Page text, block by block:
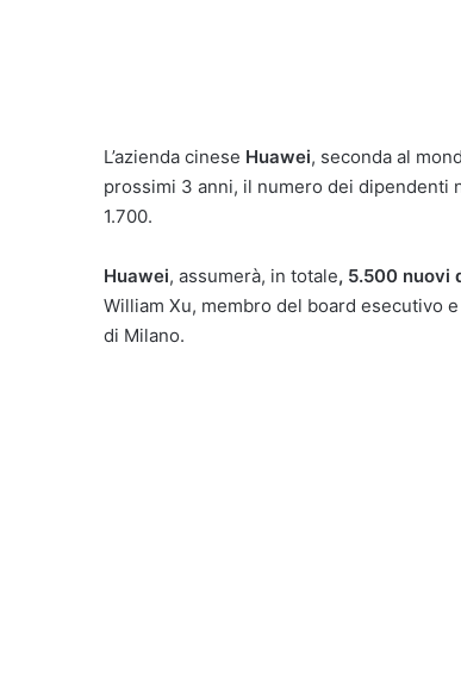
L’azienda cinese Huawei, seconda al
prossimi 3 anni, il numero dei dipendenti
1.700.
Huawei, assumerà, in totale, 5.500 nuovi
William Xu, membro del board esecutivo
di Milano.